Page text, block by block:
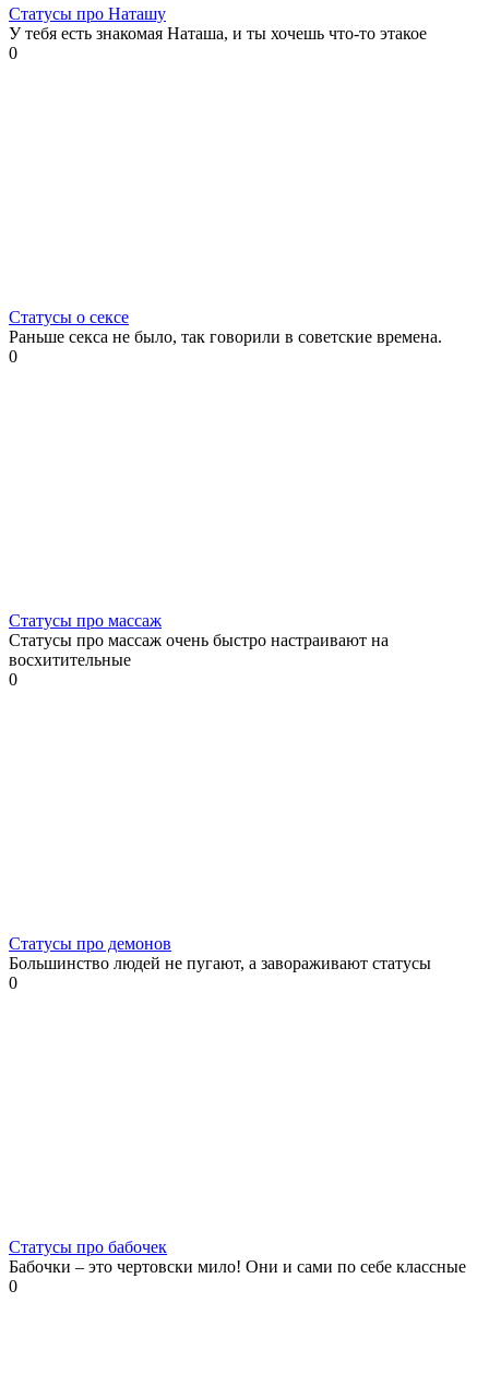
Статусы про Наташу
У тебя есть знакомая Наташа, и ты хочешь что-то этакое
0
Статусы о сексе
Раньше секса не было, так говорили в советские времена.
0
Статусы про массаж
Статусы про массаж очень быстро настраивают на
восхитительные
0
Статусы про демонов
Большинство людей не пугают, а завораживают статусы
0
Статусы про бабочек
Бабочки – это чертовски мило! Они и сами по себе классные
0